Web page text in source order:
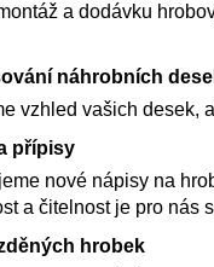
a dodávku
náhrobních
vzhled vašich desek,
přípisy
nové nápisy na
a čitelnost je pro nás
hrobek